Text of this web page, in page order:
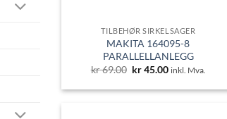
TILBEHØR SIRKELSAGER
MAKITA 164095-8
PARALLELLANLEGG
kr69.00 Opprinnelig
var:
kr45.00Nåværende
er:
inkl. Mva.